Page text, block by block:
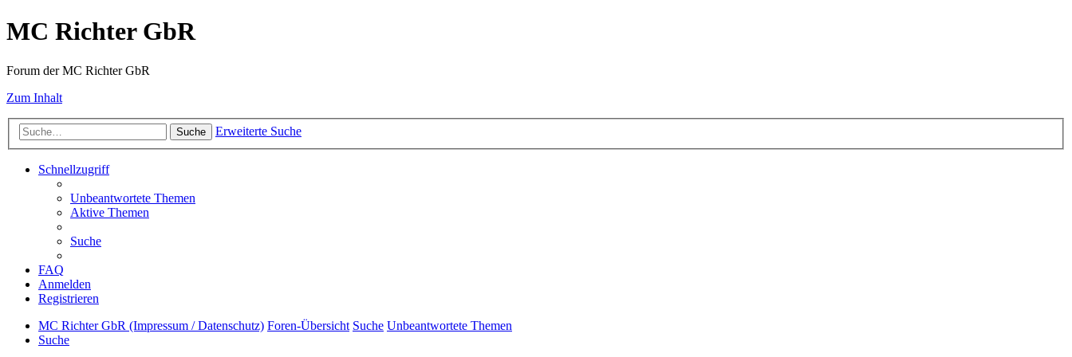
MC Richter GbR
Forum der MC Richter GbR
Zum Inhalt
Suche Erweiterte Suche
Schnellzugriff
Unbeantwortete Themen
Aktive Themen
Suche
FAQ
Anmelden
Registrieren
MC Richter GbR (Impressum / Datenschutz) Foren-Übersicht Suche Unbeantwortete Themen
Suche